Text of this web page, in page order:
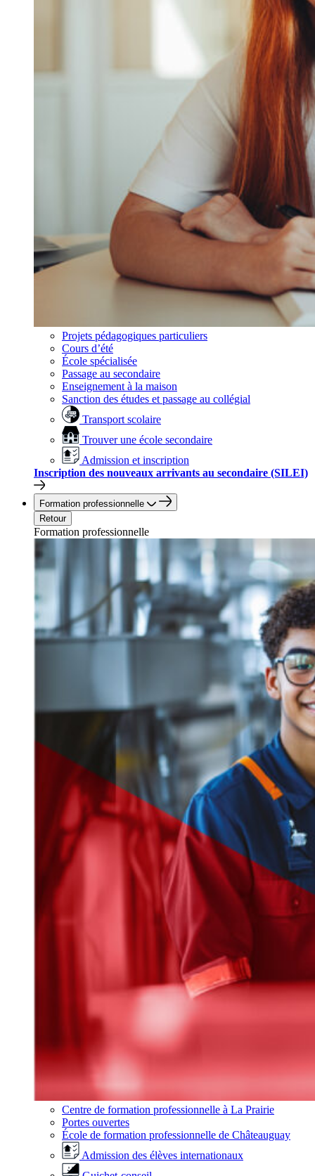
Projets pédagogiques particuliers
Cours d’été
École spécialisée
Passage au secondaire
Enseignement à la maison
Sanction des études et passage au collégial
Transport scolaire
Trouver une école secondaire
Admission et inscription
Inscription des nouveaux arrivants au secondaire (SILEI)
Formation professionnelle
Retour
Formation professionnelle
Centre de formation professionnelle à La Prairie
Portes ouvertes
École de formation professionnelle de Châteauguay
Admission des élèves internationaux